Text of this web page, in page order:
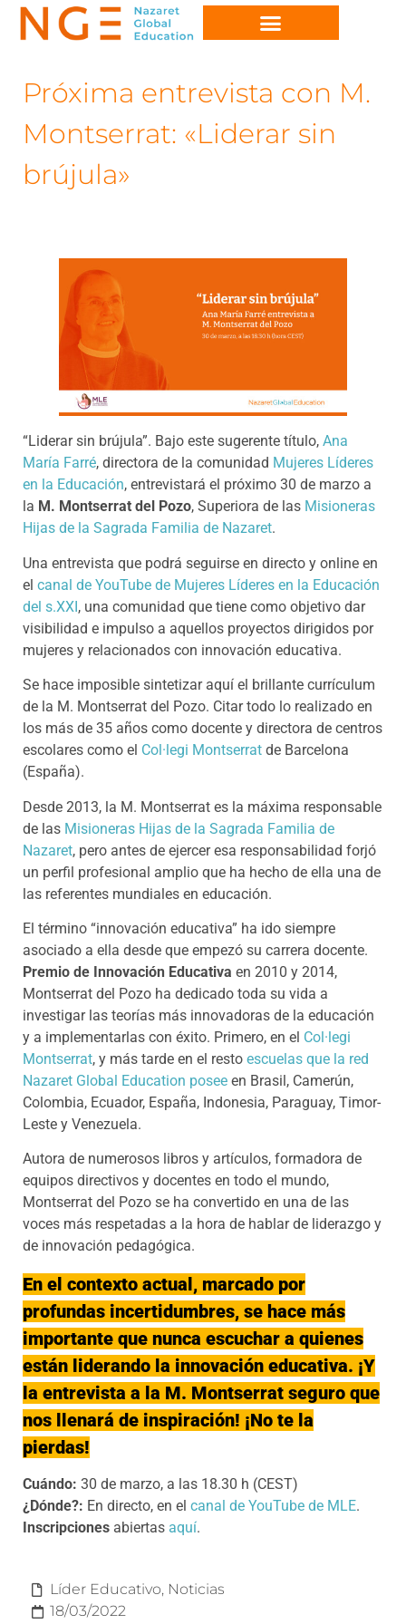
Próxima entrevista con M.
Montserrat: «Liderar sin
brújula»
“Liderar sin brújula”. Bajo este sugerente título, Ana
María Farré, directora de la comunidad Mujeres Líderes
en la Educación, entrevistará el próximo 30 de marzo a
la M. Montserrat del Pozo, Superiora de las Misioneras
Hijas de la Sagrada Familia de Nazaret.
Una entrevista que podrá seguirse en directo y online en
el canal de YouTube de Mujeres Líderes en la Educación
del s.XXI, una comunidad que tiene como objetivo dar
visibilidad e impulso a aquellos proyectos dirigidos por
mujeres y relacionados con innovación educativa.
Se hace imposible sintetizar aquí el brillante currículum
de la M. Montserrat del Pozo. Citar todo lo realizado en
los más de 35 años como docente y directora de centros
escolares como el Col·legi Montserrat de Barcelona
(España).
Desde 2013, la M. Montserrat es la máxima responsable
de las Misioneras Hijas de la Sagrada Familia de
Nazaret, pero antes de ejercer esa responsabilidad forjó
un perfil profesional amplio que ha hecho de ella una de
las referentes mundiales en educación.
El término “innovación educativa” ha ido siempre
asociado a ella desde que empezó su carrera docente.
Premio de Innovación Educativa en 2010 y 2014,
Montserrat del Pozo ha dedicado toda su vida a
investigar las teorías más innovadoras de la educación
y a implementarlas con éxito. Primero, en el Col·legi
Montserrat, y más tarde en el resto escuelas que la red
Nazaret Global Education posee en Brasil, Camerún,
Colombia, Ecuador, España, Indonesia, Paraguay, Timor-
Leste y Venezuela.
Autora de numerosos libros y artículos, formadora de
equipos directivos y docentes en todo el mundo,
Montserrat del Pozo se ha convertido en una de las
voces más respetadas a la hora de hablar de liderazgo y
de innovación pedagógica.
En el contexto actual, marcado por
profundas incertidumbres, se hace más
importante que nunca escuchar a quienes
están liderando la innovación educativa. ¡Y
la entrevista a la M. Montserrat seguro que
nos llenará de inspiración! ¡No te la
pierdas!
Cuándo: 30 de marzo, a las 18.30 h (CEST)
¿Dónde?: En directo, en el canal de YouTube de MLE.
Inscripciones abiertas aquí.
Líder Educativo, Noticias
18/03/2022